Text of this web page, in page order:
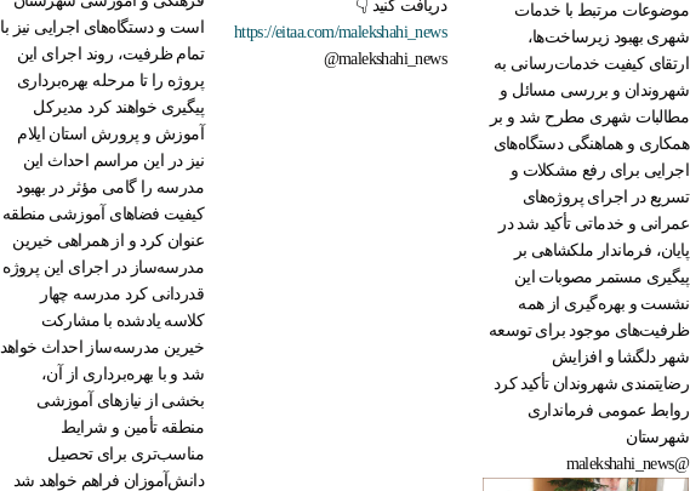
موضوعات مرتبط با خدمات
شهری بهبود زیرساخت‌ها،
ارتقای کیفیت خدمات‌رسانی به
شهروندان و بررسی مسائل و
مطالبات شهری مطرح شد و بر
همکاری و هماهنگی دستگاه‌های
اجرایی برای رفع مشکلات و
تسریع در اجرای پروژه‌های
عمرانی و خدماتی تأکید شد در
پایان، فرماندار ملکشاهی بر
پیگیری مستمر مصوبات این
نشست و بهره‌گیری از همه
ظرفیت‌های موجود برای توسعه
شهر دلگشا و افزایش
رضایتمندی شهروندان تأکید کرد
روابط عمومی فرمانداری
شهرستان
@malekshahi_news
دریافت کنید 👇
https://eitaa.com/malekshahi_news
@malekshahi_news
است و دستگاه‌های اجرایی نیز با
تمام ظرفیت، روند اجرای این
پروژه را تا مرحله بهره‌برداری
پیگیری خواهند کرد مدیرکل
آموزش و پرورش استان ایلام
نیز در این مراسم احداث این
مدرسه را گامی مؤثر در بهبود
کیفیت فضاهای آموزشی منطقه
عنوان کرد و از همراهی خیرین
مدرسه‌ساز در اجرای این پروژه
قدردانی کرد مدرسه چهار
کلاسه یادشده با مشارکت
خیرین مدرسه‌ساز احداث خواهد
شد و با بهره‌برداری از آن،
بخشی از نیازهای آموزشی
منطقه تأمین و شرایط
مناسب‌تری برای تحصیل
دانش‌آموزان فراهم خواهد شد